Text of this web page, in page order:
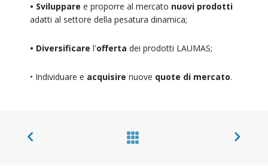
• Sviluppare e proporre al mercato nuovi prodotti
adatti al settore della pesatura dinamica;
• Diversificare l'offerta dei prodotti LAUMAS;
• Individuare e acquisire nuove quote di mercato.